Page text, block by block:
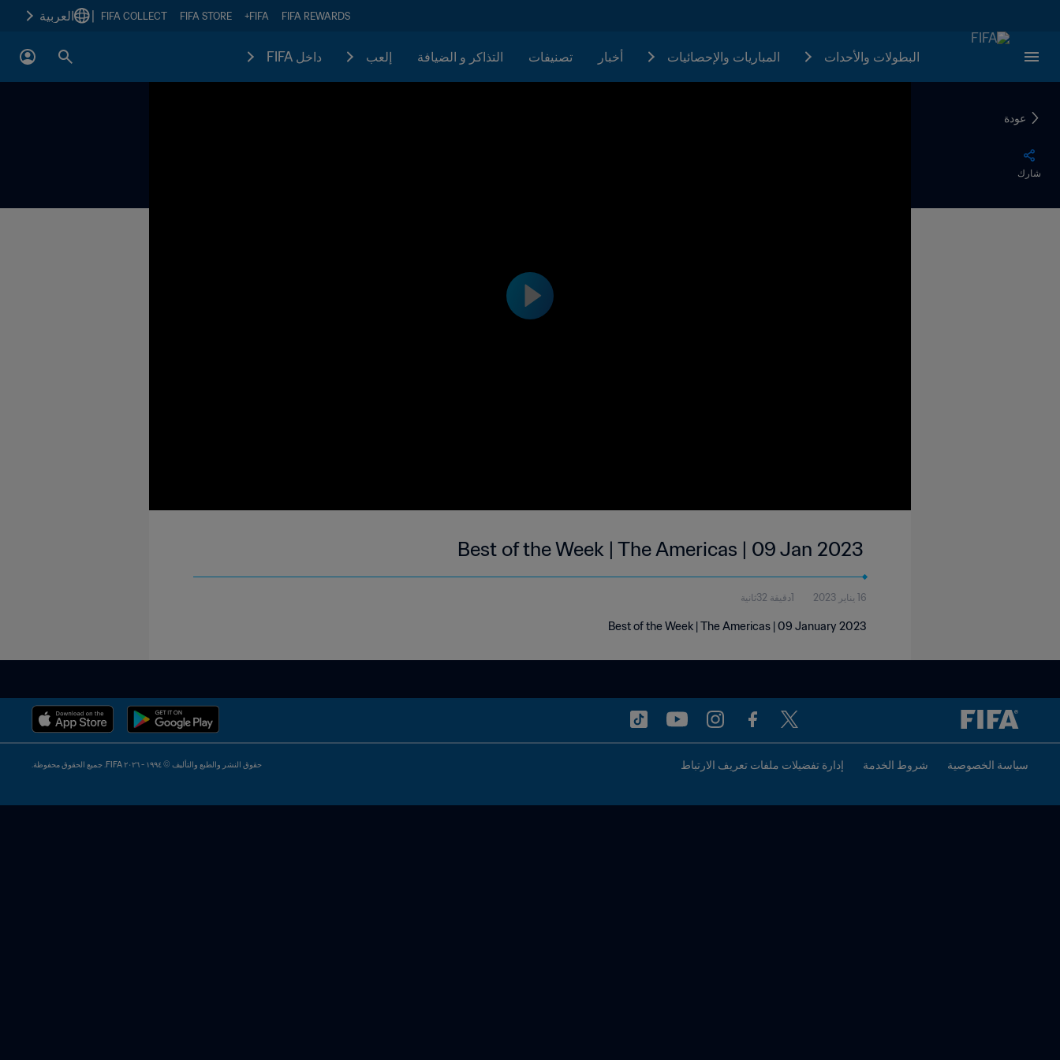
FIFA REWARDS
FIFA+
FIFA STORE
FIFA COLLECT العربية
البطولات والأحدات المباريات والإحصائيات أخبار تصنيفات التذاكر و الضيافة إلعب داخل FIFA
عودة
شارك
Best of the Week | The Americas | 09 Jan 2023
16 يناير 2023 1دقيقة 32ثانية
Best of the Week | The Americas | 09 January 2023
سياسة الخصوصية شروط الخدمة إدارة تفضيلات ملفات تعريف الارتباط حقوق النشر والطبع والتأليف © ١٩٩٤ - ٢٠٢٦ FIFA. جميع الحقوق محفوظة.